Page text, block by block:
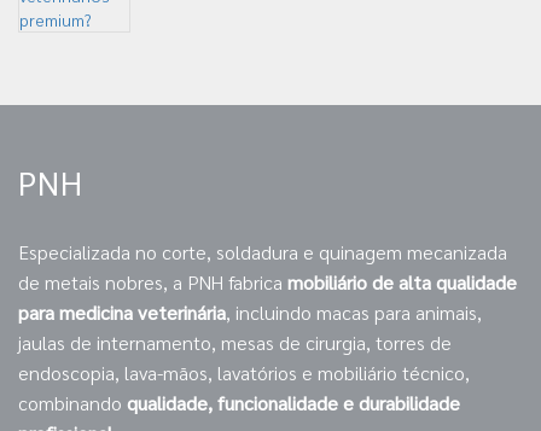
PNH
Especializada no corte, soldadura e quinagem mecanizada
de metais nobres, a PNH fabrica mobiliário de alta qualidade
para medicina veterinária, incluindo macas para animais,
jaulas de internamento, mesas de cirurgia, torres de
endoscopia, lava-mãos, lavatórios e mobiliário técnico,
combinando qualidade, funcionalidade e durabilidade